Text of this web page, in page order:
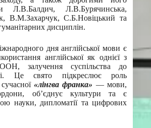
Л.В.Балдич, Л.В.Бурячинська,
В.М.Захарчук, С.Б.Новіцький та
дисциплін.
дня англійської мови є
англійської як однієї з
залучення суспільства до
Це свято підкреслює роль
«лінгва франка» — мови,
об’єднує культури та є
науки, дипломатії та цифрових